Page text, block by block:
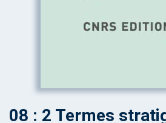
08 : 2 Termes